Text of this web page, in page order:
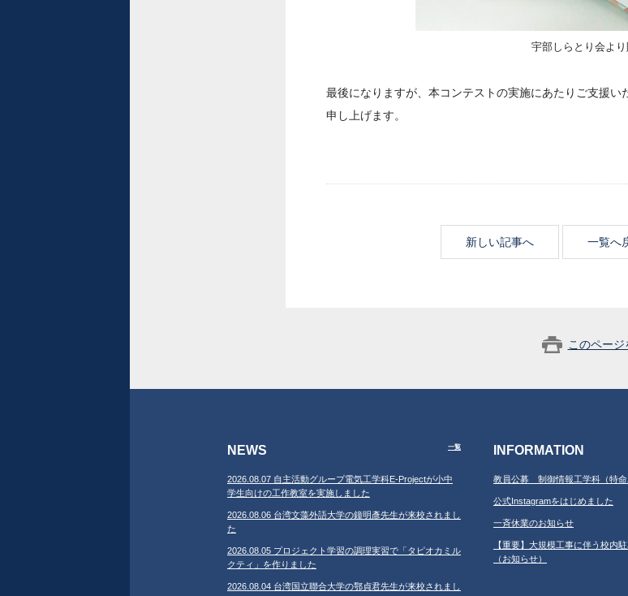
宇部しらとり会よ
最後になりますが、本コンテストの実施にあたりご支援
申し上げます。
新しい記事へ 一覧へ
このペー
NEWS 一覧
2026.08.07 自主活動グループ電気工学科E-Projectが小中
学生向けの工作教室を実施しました
2026.08.06 台湾文藻外語大学の鐘明彥先生が来校されまし
た
2026.08.05 プロジェクト学習の調理実習で「タピオカミル
クティ」を作りました
2026.08.04 台湾国立聯合大学の鄂貞君先生が来校されまし
INFORMATION
教員公募 制御情報工学科（特命
公式Instagramをはじめました
一斉休業のお知らせ
【重要】大規模工事に伴う校内
（お知らせ）